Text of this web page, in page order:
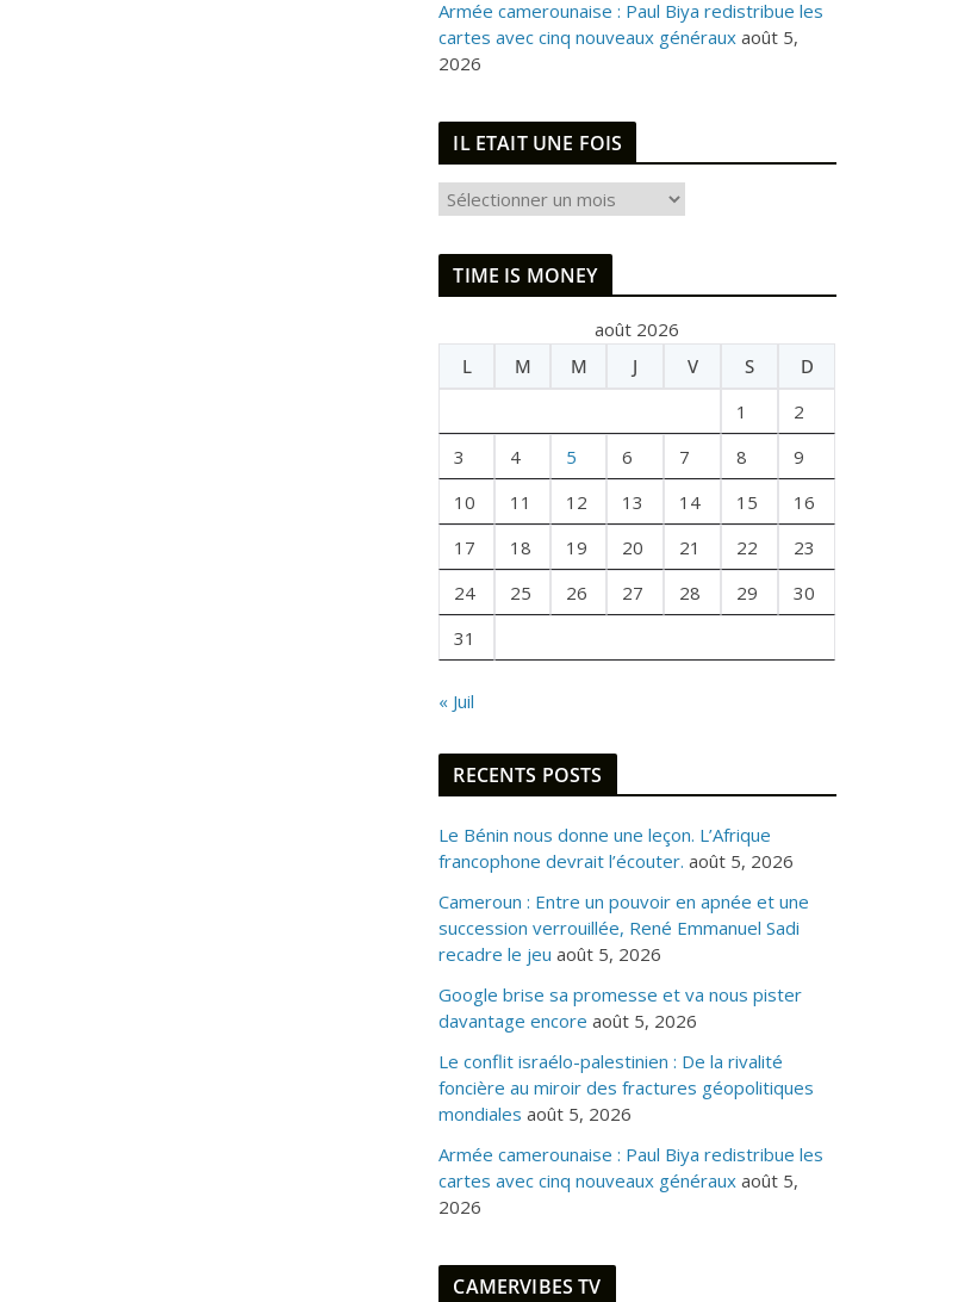
Armée camerounaise : Paul Biya redistribue les
cartes avec cinq nouveaux généraux août 5,
2026
IL ETAIT UNE FOIS
L
E
I
U
F
S
TIME IS MONEY
août 2026
L
M M J V S
D
1
2
3
4 5 6 7 8
9
10
11 12 13 14 15
16
17
18 19 20 21 22
23
24
25 26 27 28 29
30
31
« Juil
RECENTS POSTS
Le Bénin nous donne une leçon. L’Afrique
francophone devrait l’écouter. août 5, 2026
Cameroun : Entre un pouvoir en apnée et une
succession verrouillée, René Emmanuel Sadi
recadre le jeu août 5, 2026
Google brise sa promesse et va nous pister
davantage encore août 5, 2026
Le conflit israélo-palestinien : De la rivalité
foncière au miroir des fractures géopolitiques
mondiales août 5, 2026
Armée camerounaise : Paul Biya redistribue les
cartes avec cinq nouveaux généraux août 5,
2026
CAMERVIBES TV